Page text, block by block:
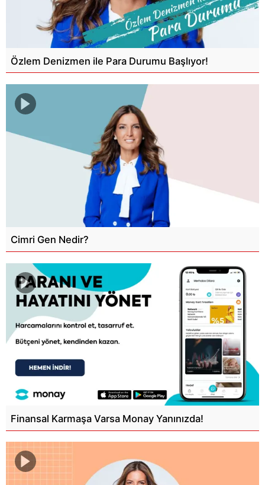
Özlem Denizmen ile Para Durumu Başlıyor!
Cimri Gen Nedir?
Finansal Karmaşa Varsa Monay Yanınızda!